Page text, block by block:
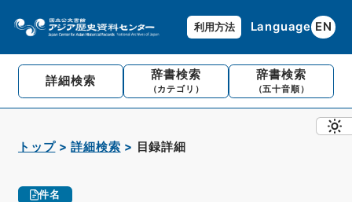
利用方法 Language EN
詳細検索 辞書検索
（カテゴリ）
辞書検索
（五十音順）
トップ 詳細検索 目録詳細
件名